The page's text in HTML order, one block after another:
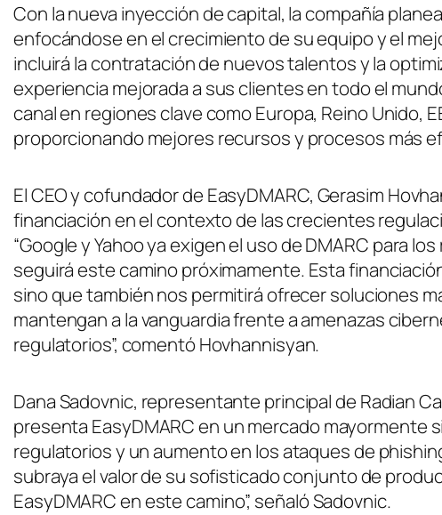
Con la nueva inyección de capital, la compañía
enfocándose en el crecimiento de su equipo y el
incluirá la contratación de nuevos talentos y la
experiencia mejorada a sus clientes en todo el
canal en regiones clave como Europa, Reino Unido,
proporcionando mejores recursos y procesos más
El CEO y cofundador de EasyDMARC, Gerasim
financiación en el contexto de las crecientes
“Google y Yahoo ya exigen el uso de DMARC para
seguirá este camino próximamente. Esta
sino que también nos permitirá ofrecer soluciones
mantengan a la vanguardia frente a amenazas
regulatorios”, comentó Hovhannisyan.
Dana Sadovnic, representante principal de Radian
presenta EasyDMARC en un mercado mayormente
regulatorios y un aumento en los ataques de
subraya el valor de su sofisticado conjunto de
EasyDMARC en este camino”, señaló Sadovnic.